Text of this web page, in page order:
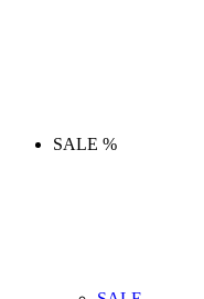
SALE %